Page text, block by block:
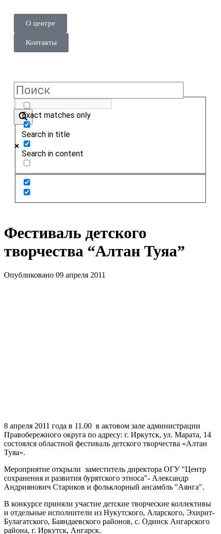
О центре
Контакты
Exact matches only
Search in title
Search in content
Фестиваль детского
творчества “Алтан Туяа”
Опубликовано 09 апреля 2011
8 апреля 2011 года в 11.00 в актовом зале администрации
Правобережного округа по адресу: г. Иркутск, ул. Марата, 14
состоялся областной фестиваль детского творчества «Алтан
Туяа».
Мероприятие открыли заместитель директора ОГУ "Центр
сохранения и развития бурятского этноса"- Александр
Андриянович Стариков и фольклорный ансамбль "Аянга".
В конкурсе приняли участие детские творческие коллективы
и отдельные исполнители из Нукутского, Аларского, Эхирит-
Булагатского, Баяндаевского районов, с. Одинск Ангарского
района, г. Иркутск, Ангарск.